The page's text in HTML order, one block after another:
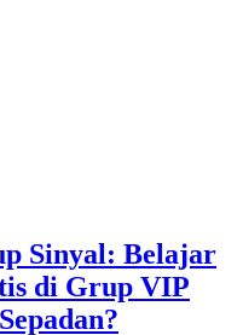
Sinyal: Belajar
di Grup VIP